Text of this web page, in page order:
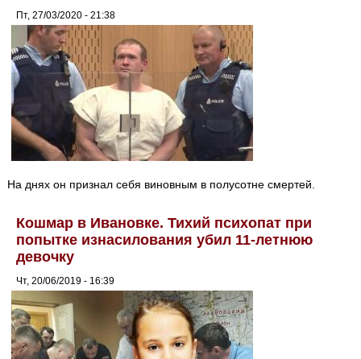
Пт, 27/03/2020 - 21:38
На днях он признал себя виновным в полусотне смертей.
Кошмар в Ивановке. Тихий психопат при
попытке изнасилования убил 11-летнюю
девочку
Чт, 20/06/2019 - 16:39